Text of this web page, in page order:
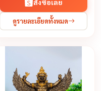
สั่งซื้อเลย
ดูรายละเอียดทั้งหมด